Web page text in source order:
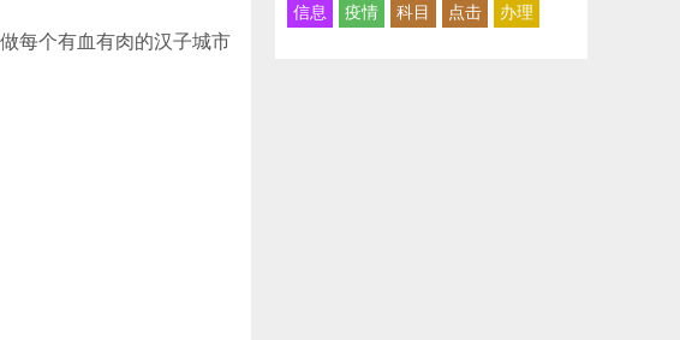
每个有血有肉的汉子城市
信息
疫情 科目 点击 办理